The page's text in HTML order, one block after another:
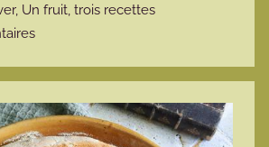
t
, Un fruit, trois recettes